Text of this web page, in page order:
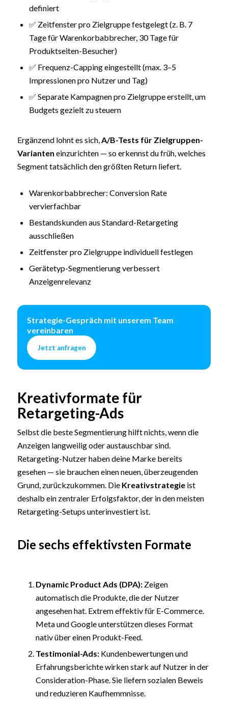
definiert
✅ Zeitfenster pro Zielgruppe festgelegt (z. B. 7
Tage für Warenkorbabbrecher, 30 Tage für
Produktseiten-Besucher)
✅ Frequenz-Capping eingestellt (max. 3–5
Impressionen pro Nutzer und Tag)
✅ Separate Kampagnen pro Zielgruppe erstellt, um
Budgets gezielt zu steuern
Ergänzend lohnt es sich,A/B-Tests für Zielgruppen-
Varianten einzurichten — so erkennst du früh, welches
Segment tatsächlich den größten Return liefert.
Warenkorbabbrecher: Conversion Rate
vervierfachbar
Bestandskunden aus Standard-Retargeting
ausschließen
Zeitfenster pro Zielgruppe individuell festlegen
Gerätetyp-Segmentierung verbessert
Anzeigenrelevanz
Strategie-Gespräch mit unserem Team
vereinbaren
Jetzt anfragen
Kreativformate für
Retargeting-Ads
Selbst die beste Segmentierung hilft nichts, wenn die
Anzeigen langweilig oder austauschbar sind.
Retargeting-Nutzer haben deine Marke bereits
gesehen — sie brauchen einen neuen, überzeugenden
Grund, zurückzukommen. Die Kreativstrategieist
deshalb ein zentraler Erfolgsfaktor, der in den meisten
Retargeting-Setups unterinvestiert ist.
Die sechs effektivsten Formate
Dynamic Product Ads (DPA):Zeigen
automatisch die Produkte, die der Nutzer
angesehen hat. Extrem effektiv für E-Commerce.
Meta und Google unterstützen dieses Format
nativ über einen Produkt-Feed.
Testimonial-Ads:Kundenbewertungen und
Erfahrungsberichte wirken stark auf Nutzer in der
Consideration-Phase. Sie liefern sozialen Beweis
und reduzieren Kaufhemmnisse.